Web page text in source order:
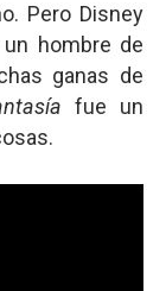
Pero Disney
hombre de
ganas de
fue un